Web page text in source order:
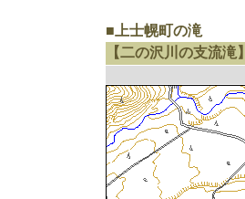
■上士幌町の滝
【二の沢川の支流滝】